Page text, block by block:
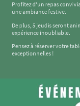
Profitez d'un repas
une ambiance festive.
De plus, 5 jeudis seront
expérience inoubliable.
Pensez à réserver votre
exceptionnelles !